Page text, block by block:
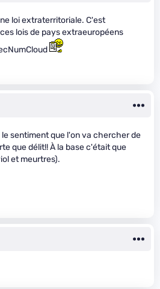
loi extraterritoriale. C'est
lois de pays extraeuropéens
sentiment que l'on va chercher de
que délit!! À la base c'était que
et meurtres).